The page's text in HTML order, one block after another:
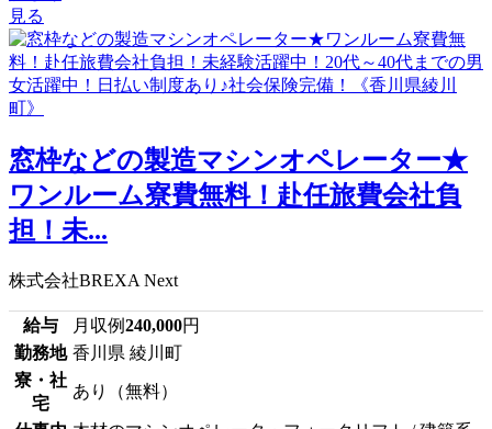
見る
窓枠などの製造マシンオペレーター★
ワンルーム寮費無料！赴任旅費会社負
担！未...
株式会社BREXA Next
給与 月収例240,000円
勤務地 香川県 綾川町
寮・社
宅
あり（無料）